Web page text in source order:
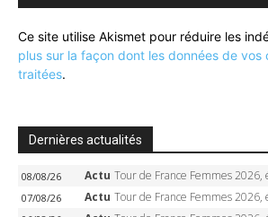
Ce site utilise Akismet pour réduire les
plus sur la façon dont les données de vos
traitées.
Dernières actualités
08/08/26 Actu Tour de France Femmes 2026, étape 8 – Demi Vollering gagne à Nice, reprend le jaune,
07/08/26 Actu Tour de France Femmes 2026, étape 7 – Kasia Niewiadoma gagne le Ventoux, maillot jaune,